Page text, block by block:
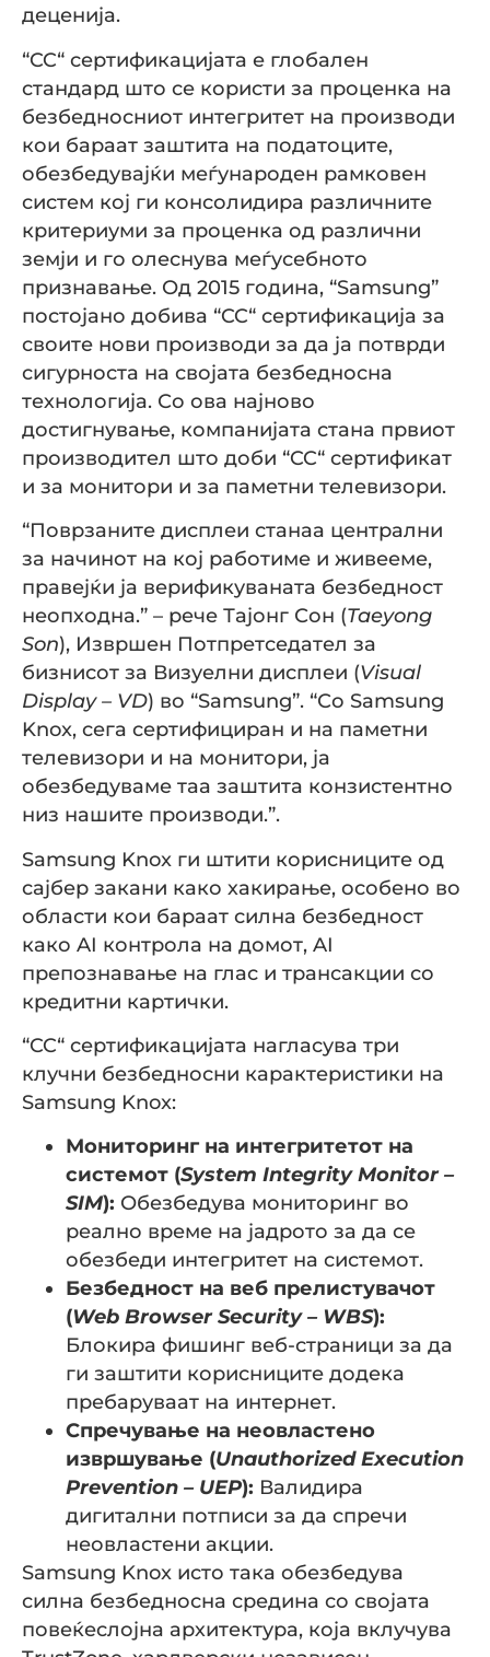
деценија.
“CC“ сертификацијата е глобален
стандард што се користи за проценка на
безбедносниот интегритет на производи
кои бараат заштита на податоците,
обезбедувајќи меѓународен рамковен
систем кој ги консолидира различните
критериуми за проценка од различни
земји и го олеснува меѓусебното
признавање. Од 2015 година, “Samsung”
постојано добива “CC“ сертификација за
своите нови производи за да ја потврди
сигурноста на својата безбедносна
технологија. Со ова најново
достигнување, компанијата стана првиот
производител што доби “CC“ сертификат
и за монитори и за паметни телевизори.
“Поврзаните дисплеи станаа централни
за начинот на кој работиме и живееме,
правејќи ја верификуваната безбедност
неопходна.” – рече Тајонг Сон (Taeyong
Son), Извршен Потпретседател за
бизнисот за Визуелни дисплеи (Visual
Display – VD) во “Samsung”. “Со Samsung
Knox, сега сертифициран и на паметни
телевизори и на монитори, ја
обезбедуваме таа заштита конзистентно
низ нашите производи.”.
Samsung Knox ги штити корисниците од
сајбер закани како хакирање, особено во
области кои бараат силна безбедност
како AI контрола на домот, AI
препознавање на глас и трансакции со
кредитни картички.
“CC“ сертификацијата нагласува три
клучни безбедносни карактеристики на
Samsung Knox:
Мониторинг на интегритетот на
системот (System Integrity Monitor –
SIM): Обезбедува мониторинг во
реално време на јадрото за да се
обезбеди интегритет на системот.
Безбедност на веб прелистувачот
(Web Browser Security – WBS):
Блокира фишинг веб-страници за да
ги заштити корисниците додека
пребаруваат на интернет.
Спречување на неовластено
извршување (Unauthorized Execution
Prevention – UEP): Валидира
дигитални потписи за да спречи
неовластени акции.
Samsung Knox исто така обезбедува
силна безбедносна средина со својата
повеќеслојна архитектура, која вклучува